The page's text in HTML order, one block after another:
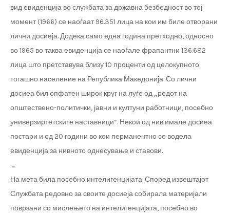
вид евиденција во службата за државна безбедност во тој
момент (1966) се наоѓаат 96.351 лица на кои им биле отворани
лични досиеја. Додека само една година претходно, односно
во 1965 во таква евиденција се наоѓале фрапантни 136.682
лица што претставува близу 10 проценти од целокупното
тогашно население на Република Македонија. Со лични
досиеа бил опфатен широк круг на луѓе од „редот на
општествено-политички, јавни и култуни работници, посебно
универзиртетските наставници“. Некои од нив имале досиеа
постари и од 20 години во кои перманентно се водела
евиденција за нивното однесување и ставови.
….
На мета била посебно интелигенцијата. Според извештајот
Службата редовно за своите досиеја собирала материјали
поврзани со мислењето на интелигенцијата, посебно во